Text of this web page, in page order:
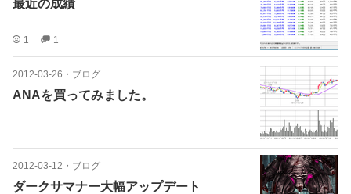
最近の成績
1 1
2012-03-26 ・ ブログ
ANAを買ってみました。
2012-03-12 ・ ブログ
ダークサマナー大幅アップデート